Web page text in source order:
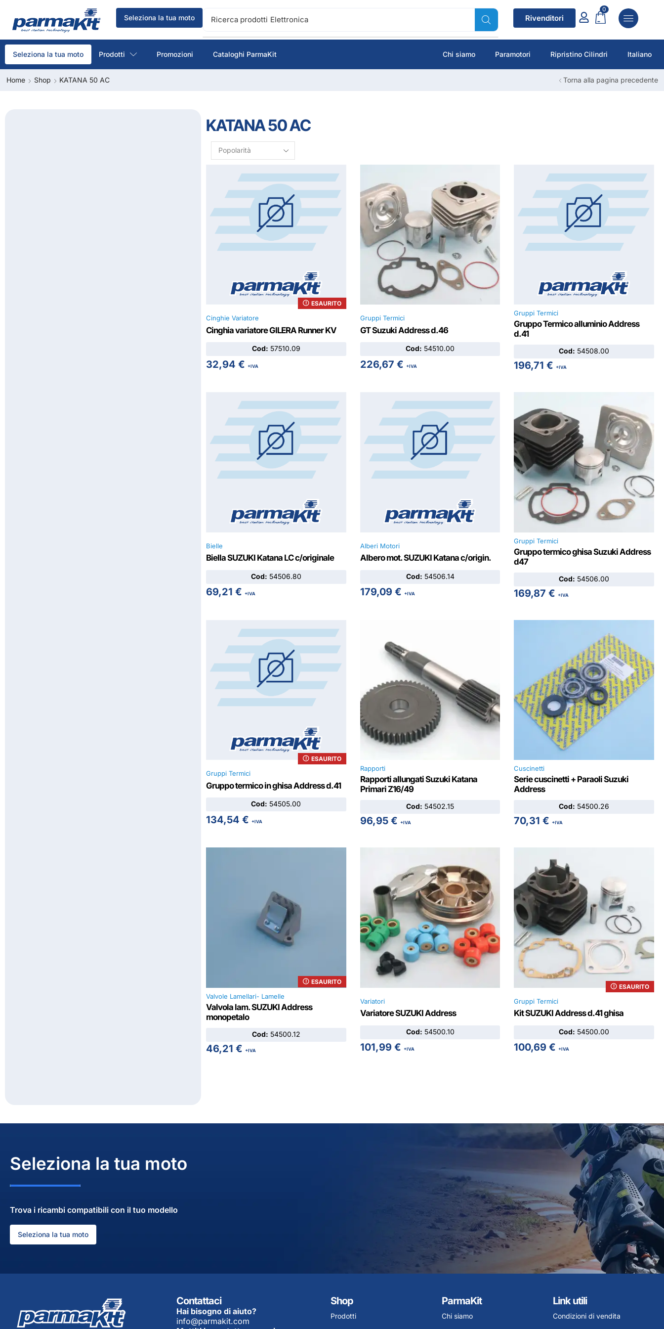
Seleziona la tua moto Ricerca prodotti Accensione Rivenditori
0
Seleziona la tua moto Prodotti Promozioni Cataloghi ParmaKit Chi siamo Paramotori Ripristino Cilindri Italiano
Home Shop KATANA 50 AC Torna alla pagina precedente
KATANA 50 AC
Cinghie Variatore
Cinghia variatore GILERA Runner KV
Cod: 57510.09
32,94€ +IVA
ESAURITO
Gruppi Termici
GT Suzuki Address d.46
Cod: 54510.00
226,67 € +IVA
Gruppi Termici
Gruppo Termico alluminio Address
d.41
Cod: 54508.00
196,71€ +IVA
Bielle
Biella SUZUKI Katana LC c/originale
Cod: 54506.80
69,21€ +IVA
Alberi Motori
Albero mot. SUZUKI Katana c/origin.
Cod: 54506.14
179,09 € +IVA
Gruppi Termici
Gruppo termico ghisa Suzuki Address
d47
Cod: 54506.00
169,87€ +IVA
Gruppi Termici
Gruppo termico in ghisa Address d.41
Cod: 54505.00
134,54€ +IVA
ESAURITO
Rapporti
Rapporti allungati Suzuki Katana
Primari Z16/49
Cod: 54502.15
96,95 € +IVA
Cuscinetti
Serie cuscinetti + Paraoli Suzuki
Address
Cod: 54500.26
70,31€ +IVA
Valvole Lamellari- Lamelle
Valvola lam. SUZUKI Address
monopetalo
Cod: 54500.12
46,21€ +IVA
ESAURITO
Variatori
Variatore SUZUKI Address
Cod: 54500.10
101,99 € +IVA
Gruppi Termici
Kit SUZUKI Address d.41 ghisa
Cod: 54500.00
100,69€ +IVA
ESAURITO
Seleziona la tua moto
Trova i ricambi compatibili con il tuo modello
Seleziona la tua moto
Contattaci
Hai bisogno di aiuto?
info@parmakit.com
Shop
Prodotti
ParmaKit
Chi siamo
Link utili
Condizioni di vendita